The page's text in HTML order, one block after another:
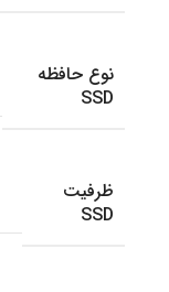
نوع حافظه
SSD
ظرفیت
SSD